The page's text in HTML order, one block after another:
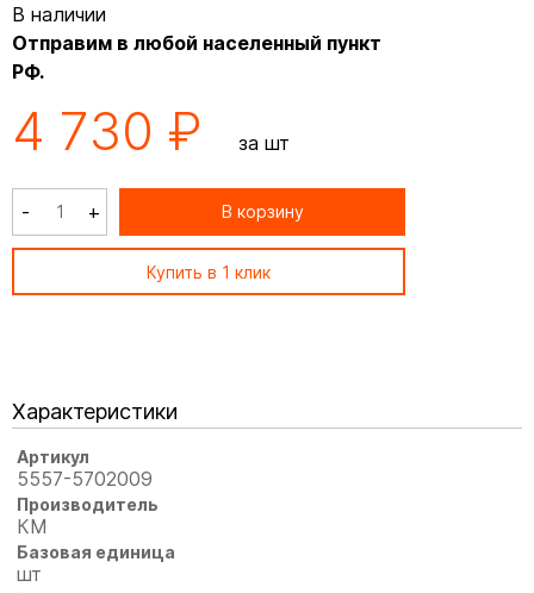
В наличии
Отправим в любой населенный пункт
РФ.
4 730 ₽ за шт
- + В корзину
Купить в 1 клик
Характеристики
Артикул
5557-5702009
Производитель
КМ
Базовая единица
шт